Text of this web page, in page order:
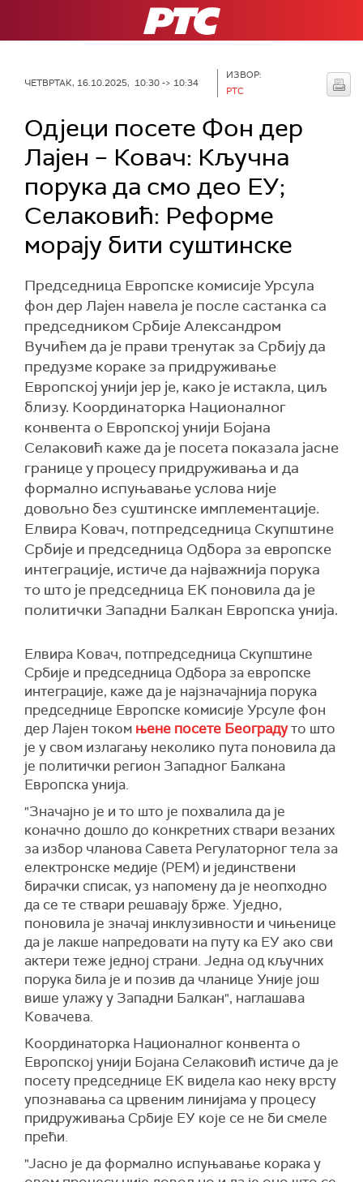
РТС
ЧЕТВРТАК, 16.10.2025, 10:30 -> 10:34
ИЗВОР:
РТС
Одјеци посете Фон дер
Лајен – Ковач: Кључна
порука да смо део ЕУ;
Селаковић: Реформе
морају бити суштинске
Председница Европске комисије Урсула
фон дер Лајен навела је после састанка са
председником Србије Александром
Вучићем да је прави тренутак за Србију да
предузме кораке за придруживање
Европској унији јер је, како је истакла, циљ
близу. Координаторка Националног
конвента о Европској унији Бојана
Селаковић каже да је посета показала јасне
границе у процесу придруживања и да
формално испуњавање услова није
довољно без суштинске имплементације.
Елвира Ковач, потпредседница Скупштине
Србије и председница Одбора за европске
интеграције, истиче да најважнија порука
то што је председница ЕК поновила да је
политички Западни Балкан Европска унија.
Елвира Ковач, потпредседница Скупштине
Србије и председница Одбора за европске
интеграције, каже да је најзначаjнија порука
председнице Европске комисије Урсуле фон
дер Лајен током њене посете Београдуто што
је у свом излагању неколико пута поновила да
је политички регион Западног Балкана
Европска унија.
"Значајно је и то што је похвалила да је
коначно дошло до конкретних ствари везаних
за избор чланова Савета Регулаторног тела за
електронске медије (РЕМ) и јединствени
бирачки списак, уз напомену да је неопходно
да се те ствари решавају брже. Уједно,
поновила је значај инклузивности и чињенице
да је лакше напредовати на путу ка ЕУ ако сви
актери теже једној страни. Једна од кључних
порука била је и позив да чланице Уније још
више улажу у Западни Балкан", наглашава
Ковачева.
Координаторка Националног конвента о
Европској унији Бојана Селаковић истиче да је
посету председнице ЕК видела као неку врсту
упознавања са црвеним линијама у процесу
придруживања Србије ЕУ које се не би смеле
прећи.
"Јасно је да формално испуњавање корака у